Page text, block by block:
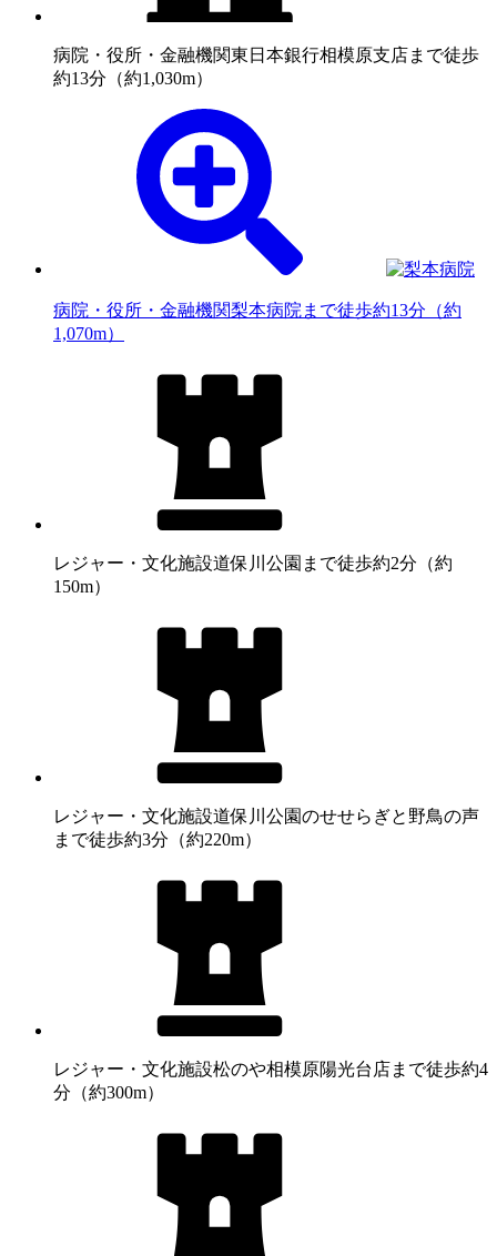
病院・役所・金融機関東日本銀行相模原支店まで徒歩
約13分（約1,030m）
病院・役所・金融機関梨本病院まで徒歩約13分（約
1,070m）
レジャー・文化施設道保川公園まで徒歩約2分（約
150m）
レジャー・文化施設道保川公園のせせらぎと野鳥の声
まで徒歩約3分（約220m）
レジャー・文化施設松のや相模原陽光台店まで徒歩約4
分（約300m）